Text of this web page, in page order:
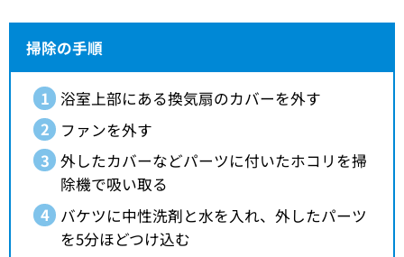
掃除の手順
浴室上部にある換気扇のカバーを外す
ファンを外す
外したカバーなどパーツに付いたホコリを掃
除機で吸い取る
バケツに中性洗剤と水を入れ、外したパーツ
を5分ほどつけ込む